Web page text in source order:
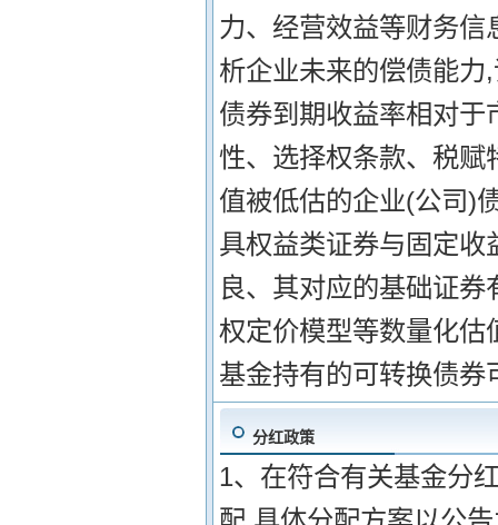
力、经营效益等财务
析企业未来的偿债能
债券到期收益率相对
性、选择权条款、税
值被低估的企业(公司)
具权益类证券与固定
良、其对应的基础证
权定价模型等数量化
基金持有的可转换债券
分红政策
1、在符合有关基金分